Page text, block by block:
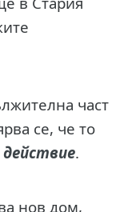
част
се, че то
.
нов дом,